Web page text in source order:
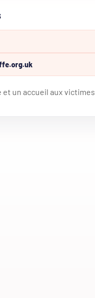
et un accueil aux victimes.